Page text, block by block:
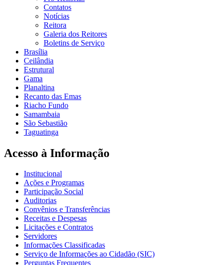
Contatos
Notícias
Reitora
Galeria dos Reitores
Boletins de Serviço
Brasília
Ceilândia
Estrutural
Gama
Planaltina
Recanto das Emas
Riacho Fundo
Samambaia
São Sebastião
Taguatinga
Acesso à Informação
Institucional
Ações e Programas
Participação Social
Auditorias
Convênios e Transferências
Receitas e Despesas
Licitações e Contratos
Servidores
Informações Classificadas
Serviço de Informações ao Cidadão (SIC)
Perguntas Frequentes